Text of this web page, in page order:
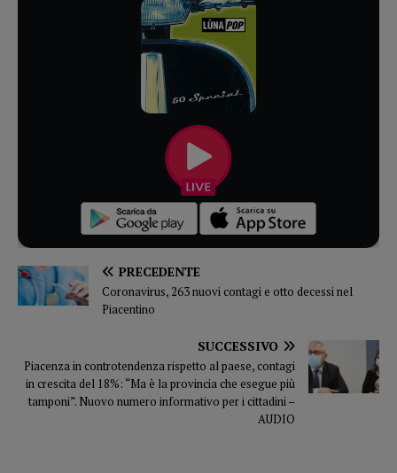
PRECEDENTE
Coronavirus, 263 nuovi contagi e otto decessi nel
Piacentino
SUCCESSIVO
Piacenza in controtendenza rispetto al paese, contagi
in crescita del 18%: “Ma è la provincia che esegue più
tamponi”. Nuovo numero informativo per i cittadini –
AUDIO